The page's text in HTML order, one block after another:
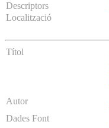
Descriptors
Localització
Títol
Autor
Dades Font